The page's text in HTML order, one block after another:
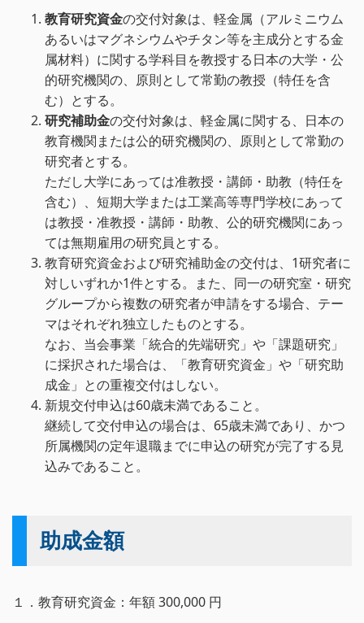
教育研究資金の交付対象は、軽金属（アルミニウム
あるいはマグネシウムやチタン等を主成分とする金
属材料）に関する学科目を教授する日本の大学・公
的研究機関の、原則として常勤の教授（特任を含
む）とする。
研究補助金の交付対象は、軽金属に関する、日本の
教育機関または公的研究機関の、原則として常勤の
研究者とする。
ただし大学にあっては准教授・講師・助教（特任を
含む）、短期大学または工業高等専門学校にあって
は教授・准教授・講師・助教、公的研究機関にあっ
ては無期雇用の研究員とする。
教育研究資金および研究補助金の交付は、1研究者に
対しいずれか1件とする。また、同一の研究室・研究
グループから複数の研究者が申請をする場合、テー
マはそれぞれ独立したものとする。
なお、当会事業「統合的先端研究」や「課題研究」
に採択された場合は、「教育研究資金」や「研究助
成金」との重複交付はしない。
新規交付申込は60歳未満であること。
継続して交付申込の場合は、65歳未満であり、かつ
所属機関の定年退職までに申込の研究が完了する見
込みであること。
助成金額
１．教育研究資金：年額 300,000 円